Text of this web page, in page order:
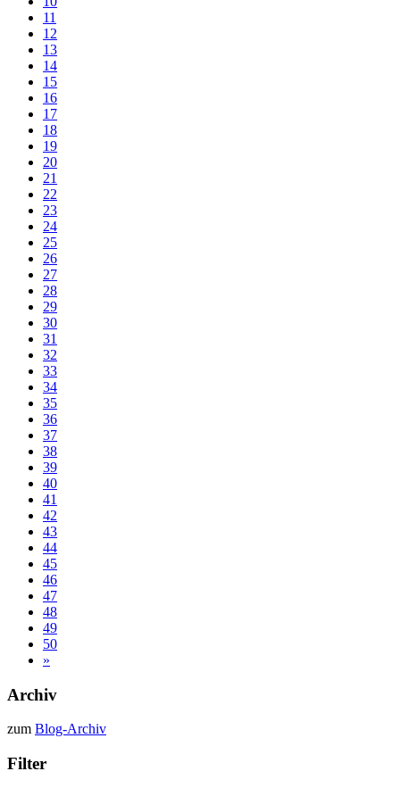
11
12
13
14
15
16
17
18
19
20
21
22
23
24
25
26
27
28
29
30
31
32
33
34
35
36
37
38
39
40
41
42
43
44
45
46
47
48
49
50
»
Archiv
zum Blog-Archiv
Filter